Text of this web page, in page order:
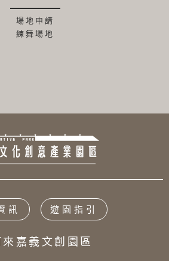
場地申請
練舞場地
訊 遊園指引
嘉義文創園區